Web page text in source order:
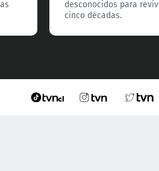
desconocidos para
cinco décadas.